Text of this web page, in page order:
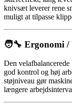
knivsæt leverer rene
muligt at tilpasse
🧑‍🔧 Ergonomi /
Den
god kontrol og høj
støjniveau gør
længere